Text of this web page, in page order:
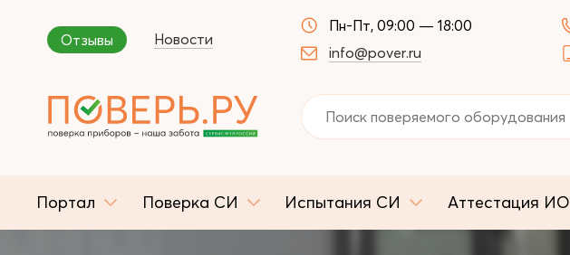
Отзывы Новости
Пн-Пт, 09:00 — 18:00
info@pover.ru
Портал Поверка СИ Испытания СИ Аттестация ИО